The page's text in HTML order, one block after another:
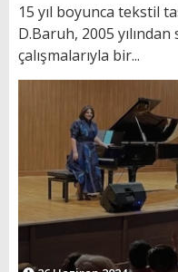
15 yıl boyunca tekstil
D.Baruh, 2005
çalışmalarıyla bir...